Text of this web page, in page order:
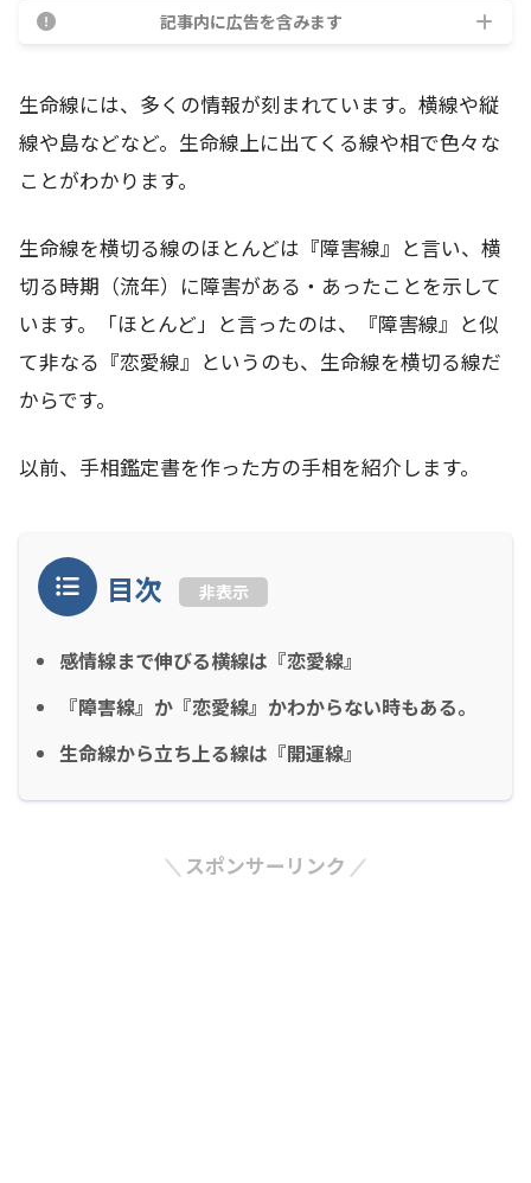
記事内に広告を含みます
生命線には、多くの情報が刻まれています。横線や縦
線や島などなど。生命線上に出てくる線や相で色々な
ことがわかります。
生命線を横切る線のほとんどは『障害線』と言い、横
切る時期（流年）に障害がある・あったことを示して
います。「ほとんど」と言ったのは、『障害線』と似
て非なる『恋愛線』というのも、生命線を横切る線だ
からです。
以前、手相鑑定書を作った方の手相を紹介します。
目次 非表示
感情線まで伸びる横線は『恋愛線』
『障害線』か『恋愛線』かわからない時もある。
生命線から立ち上る線は『開運線』
スポンサーリンク